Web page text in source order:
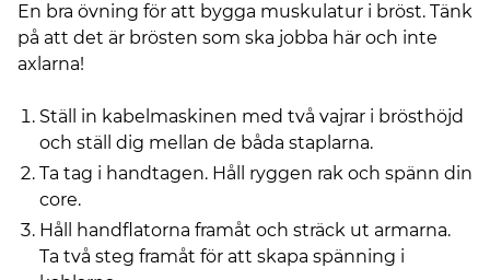
En bra övning för att bygga muskulatur i bröst. Tänk
på att det är brösten som ska jobba här och inte
axlarna!
Ställ in kabelmaskinen med två vajrar i brösthöjd
och ställ dig mellan de båda staplarna.
Ta tag i handtagen. Håll ryggen rak och spänn din
core.
Håll handflatorna framåt och sträck ut armarna.
Ta två steg framåt för att skapa spänning i